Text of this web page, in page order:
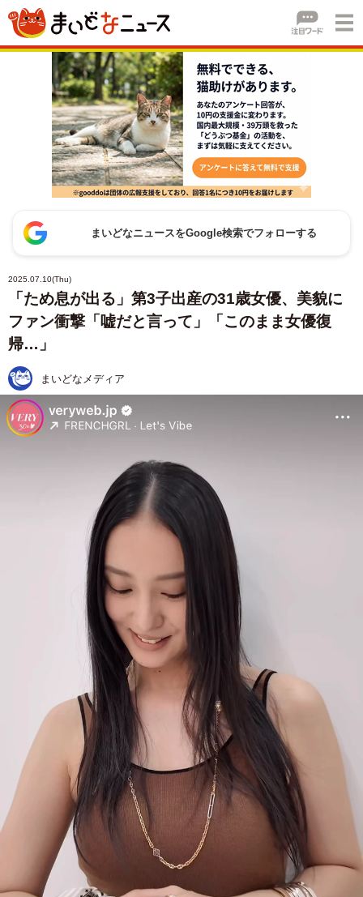
まいどなニュースをGoogle検索でフォローする
2025.07.10(Thu)
「ため息が出る」第3子出産の31歳女優、美貌に
ファン衝撃「嘘だと言って」「このまま女優復
帰…」
まいどなメディア